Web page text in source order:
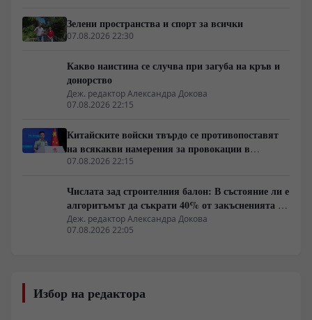
Зелени пространства и спорт за всички
07.08.2026 22:30
Какво наистина се случва при загуба на кръв и
донорство
Деж. редактор Александра Докова
07.08.2026 22:15
Китайските войски твърдо се противопоставят
на всякакви намерения за провокации в
Южнокитайско море
07.08.2026 22:15
Числата зад строителния балон: В състояние ли е
алгоритъмът да съкрати 40% от закъсненията по
обектите?
Деж. редактор Александра Докова
07.08.2026 22:05
Избор на редактора